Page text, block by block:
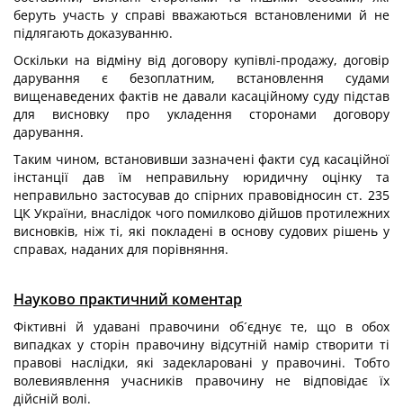
беруть участь у справі вважаються встановленими й не
підлягають доказуванню.
Оскільки на відміну від договору купівлі-продажу, договір
дарування є безоплатним, встановлення судами
вищенаведених фактів не давали касаційному суду підстав
для висновку про укладення сторонами договору
дарування.
Таким чином, встановивши зазначені факти суд касаційної
інстанції дав їм неправильну юридичну оцінку та
неправильно застосував до спірних правовідносин ст. 235
ЦК України, внаслідок чого помилково дійшов протилежних
висновків, ніж ті, які покладені в основу судових рішень у
справах, наданих для порівняння.
Науково практичний коментар
Фіктивні й удавані правочини об´єднує те, що в обох
випадках у сторін правочину відсутній намір створити ті
правові наслідки, які задекларовані у правочині. Тобто
волевиявлення учасників правочину не відповідає їх
дійсній волі.